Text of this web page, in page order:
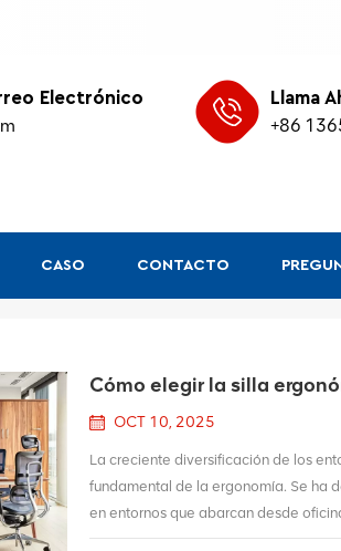
Electrónico Llama
+86
CASO CONTACTO
Cómo elegir la silla
OCT 10, 2025
La creciente diversificación de los
fundamental de la ergonomía. Se ha
en entornos que abarcan desde